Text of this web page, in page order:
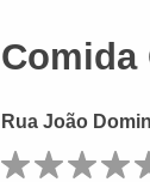
Comida
Rua João